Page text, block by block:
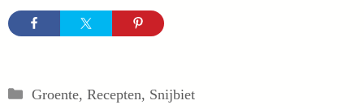
Categorieën
Groente, Recepten, Snijbiet